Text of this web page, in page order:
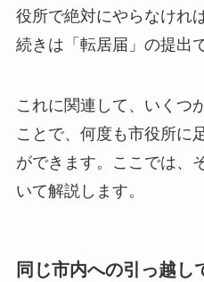
役所で絶対にやらなけれ
続きは「転居届」の提出
これに関連して、いくつ
ことで、何度も市役所に
ができます。ここでは、
いて解説します。
同じ市内への引っ越し